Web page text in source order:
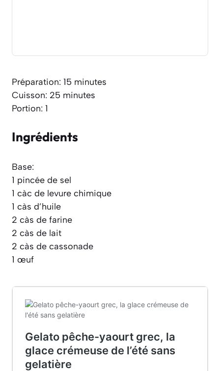
Préparation: 15 minutes
Cuisson: 25 minutes
Portion: 1
Ingrédients
Base:
1 pincée de sel
1 càc de levure chimique
1 càs d’huile
2 càs de farine
2 càs de lait
2 càs de cassonade
1 œuf